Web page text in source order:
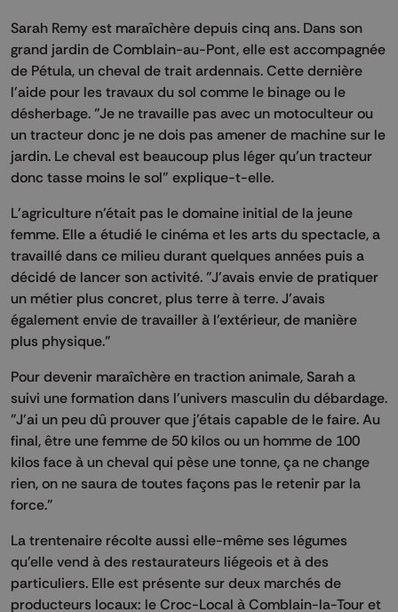
Sarah Remy est maraîchère depuis cinq ans. Dans son
grand jardin de Comblain-au-Pont, elle est accompagnée
de Pétula, un cheval de trait ardennais. Cette dernière
l'aide pour les travaux du sol comme le binage ou le
désherbage. "Je ne travaille pas avec un motoculteur ou
un tracteur donc je ne dois pas amener de machine sur le
jardin. Le cheval est beaucoup plus léger qu'un tracteur
donc tasse moins le sol" explique-t-elle.
L'agriculture n'était pas le domaine initial de la jeune
femme. Elle a étudié le cinéma et les arts du spectacle, a
travaillé dans ce milieu durant quelques années puis a
décidé de lancer son activité. "J'avais envie de pratiquer
un métier plus concret, plus terre à terre. J'avais
également envie de travailler à l'extérieur, de manière
plus physique."
Pour devenir maraîchère en traction animale, Sarah a
suivi une formation dans l'univers masculin du débardage.
"J'ai un peu dû prouver que j'étais capable de le faire. Au
final, être une femme de 50 kilos ou un homme de 100
kilos face à un cheval qui pèse une tonne, ça ne change
rien, on ne saura de toutes façons pas le retenir par la
force."
La trentenaire récolte aussi elle-même ses légumes
qu'elle vend à des restaurateurs liégeois et à des
particuliers. Elle est présente sur deux marchés de
producteurs locaux: le Croc-Local à Comblain-la-Tour et